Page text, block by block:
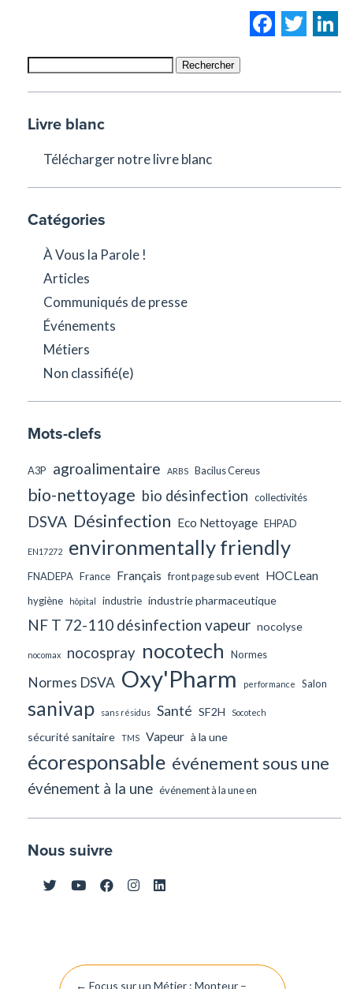
Rechercher
Livre blanc
Télécharger notre livre blanc
Catégories
À Vous la Parole !
Articles
Communiqués de presse
Événements
Métiers
Non classifié(e)
Mots-clefs
A3P agroalimentaire ARBS Bacilus Cereus
bio-nettoyage bio désinfection collectivités
DSVA Désinfection Eco Nettoyage EHPAD
EN17272 environmentally friendly
FNADEPA France Français front page sub event HOCLean
hygiène hôpital industrie industrie pharmaceutique
NF T 72-110 désinfection vapeur nocolyse
nocomax nocospray nocotech Normes
Normes DSVA Oxy'Pharm performance Salon
sanivap sans résidus Santé SF2H Socotech
sécurité sanitaire TMS Vapeur à la une
écoresponsable événement sous une
événement à la une événement à la une en
Nous suivre
Navigation
← Focus sur un Métier : Monteur –